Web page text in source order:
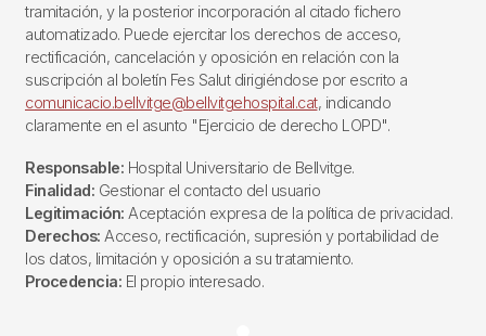
tramitación, y la posterior incorporación al citado fichero
automatizado. Puede ejercitar los derechos de acceso,
rectificación, cancelación y oposición en relación con la
suscripción al boletín Fes Salut dirigiéndose por escrito a
comunicacio.bellvitge@bellvitgehospital.cat, indicando
claramente en el asunto "Ejercicio de derecho LOPD".
Responsable: Hospital Universitario de Bellvitge.
Finalidad: Gestionar el contacto del usuario
Legitimación: Aceptación expresa de la política de privacidad.
Derechos: Acceso, rectificación, supresión y portabilidad de
los datos, limitación y oposición a su tratamiento.
Procedencia: El propio interesado.